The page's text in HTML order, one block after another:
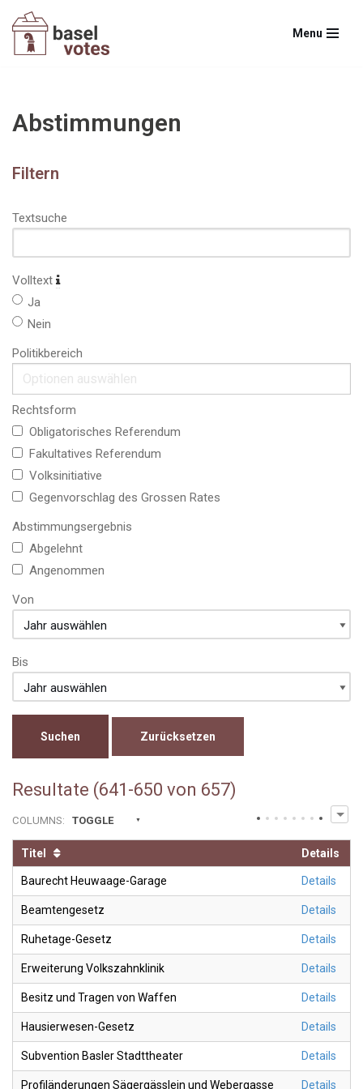
Zum
Menu
Abstimmungen
Filtern
Textsuche
Volltext
Ja
Nein
Politikbereich
Rechtsform
Obligatorisches Referendum
Fakultatives Referendum
Volksinitiative
Gegenvorschlag des Grossen Rates
Abstimmungsergebnis
Abgelehnt
Angenommen
Von
Bis
Zurücksetzen
Resultate (641-650 von 657)
COLUMNS: TOGGLE
Titel Details
Baurecht Heuwaage-Garage Details
Beamtengesetz Details
Ruhetage-Gesetz Details
Erweiterung Volkszahnklinik Details
Besitz und Tragen von Waffen Details
Hausierwesen-Gesetz Details
Subvention Basler Stadttheater Details
Profiländerungen Sägergässlein und Webergasse Details